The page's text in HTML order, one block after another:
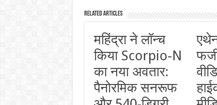
Related Articles
महिंद्रा ने लॉन्च
किया Scorpio-N
का नया अवतार:
पैनोरमिक सनरूफ